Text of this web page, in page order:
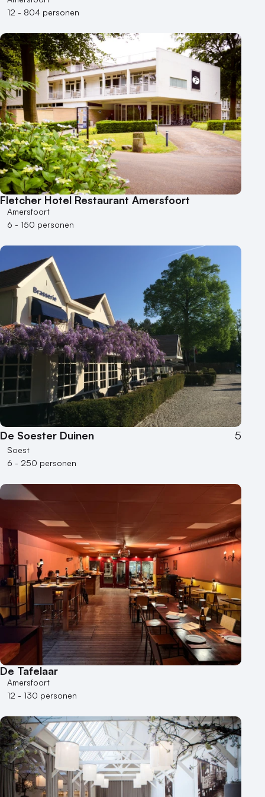
12 - 804 personen
Fletcher Hotel Restaurant Amersfoort
Amersfoort
6 - 150 personen
De Soester Duinen 5
Soest
6 - 250 personen
De Tafelaar
Amersfoort
12 - 130 personen